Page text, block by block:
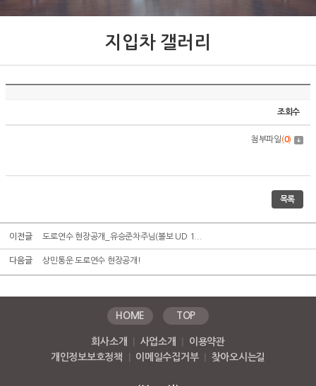
지입차 갤러리
조회수
첨부파일(0)
목록
이전글 도로연수 현장공개_유승준차주님(볼보 UD 1...
다음글 상민통운 도로연수 현장공개!
HOME TOP
회사소개 사업소개
이용약관
개인정보보호정책
이메일수집거부 찾아오시는길